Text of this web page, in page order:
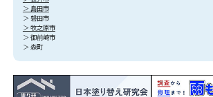
＞ 島田市
＞ 磐田市
＞ 牧之原市
＞ 御前崎市
＞ 森町